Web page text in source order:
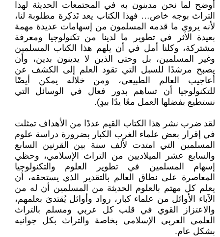
أوضح لما نحن مدينون به في المجتمعات الحديثة لهذا
التراث بوجه خاص… فهذا الكتاب يعد تَذكِرة مطلوبة لنا،
لأنه يروي ما قدمه المسلمون من إسهامات عديدة مهمة
بعيدة الأثر في تطوير ما لدينا من تكنولوجيا ومعرفة
مشتركة، وكلنا أمل في أن يلهم هذا الكتاب المسلمين
وغير المسلمين، بل وحتى الذين لا يدينون بدين، وأن
يصبح مرشدًا للسبل التي تقود العلم إلى الكشف عن
أعاجيب العالم الطبيعي، ومن خلاله يمكن أيضًا
للتكنولوجيا أن تساهم بدور فعال في الوسائل التي
نستطيع بفضلها العمل معًا يدًا بيدٍ).
لقد ضرب نشر هذا الكتاب القيم عددًا من الأهداف تمثلت
في إقرار بعض علماء الغرب الكبار بضرورة دراسة علوم
المسلمين التي امتدت لألف سنة بين القرنين السابع
والسابع عشر الميلاديين من التراث الإسلامي، وحظي
إسهام المسلمين في تطوير العلوم والتكنولوجيا
المعاصرة على نطاق العالم بالتقدير الذي يستحقه، أن
يعلم كل مهتم بالعلوم الحديثة من المسلمين أن له من
الآباء الأوائل من علماء كبار، رواد وأوائل يُقتدىَ بعلمهم،
والاعتزاز القوي في قلب كل عربي ومسلم بالتراث
العلمي العربي الإسلامي بخاصة والتراث بكل جوانبه
بشكل عام.